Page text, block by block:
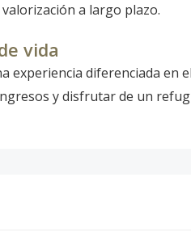
a largo plazo.
vida
diferenciada en
y disfrutar de un